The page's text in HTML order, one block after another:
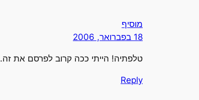
מוסיף
18 בפברואר, 2006
טלפתיה! הייתי ככה קרוב לפרסם את זה.
Reply